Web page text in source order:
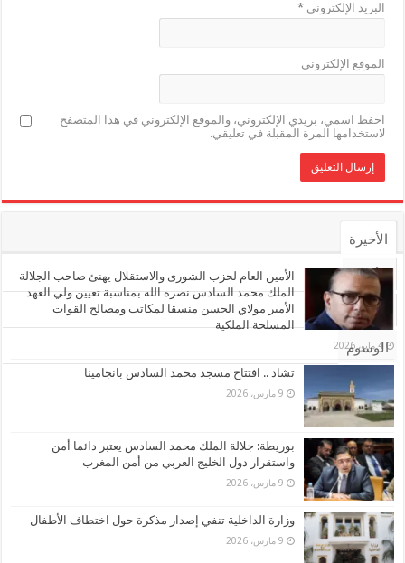
البريد الإلكتروني*
الموقع الإلكتروني
احفظ اسمي، بريدي الإلكتروني، والموقع الإلكتروني في هذا المتصفح
لاستخدامها المرة المقبلة في تعليقي.
الأخيرة
الأشهر
تعليقات
الوسوم
الأمين العام لحزب الشورى والاستقلال يهنئ صاحب الجلالة
الملك محمد السادس نصره الله بمناسبة تعيين ولي العهد
الأمير مولاي الحسن منسقا لمكاتب ومصالح القوات
المسلحة الملكية
4 مايو، 2026
تشاد .. افتتاح مسجد محمد السادس بانجامينا
9 مارس، 2026
بوريطة: جلالة الملك محمد السادس يعتبر دائما أمن
واستقرار دول الخليج العربي من أمن المغرب
9 مارس، 2026
وزارة الداخلية تنفي إصدار مذكرة حول اختطاف الأطفال
9 مارس، 2026